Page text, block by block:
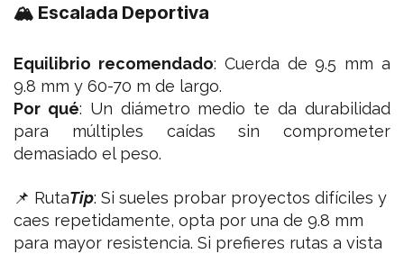
🏔 Escalada Deportiva
Equilibrio recomendado: Cuerda de 9.5 mm a
9.8 mm y 60-70 m de largo.
Por qué: Un diámetro medio te da durabilidad
para múltiples caídas sin comprometer
demasiado el peso.
📌 RutaTip: Si sueles probar proyectos difíciles y
caes repetidamente, opta por una de 9.8 mm
para mayor resistencia. Si prefieres rutas a vista